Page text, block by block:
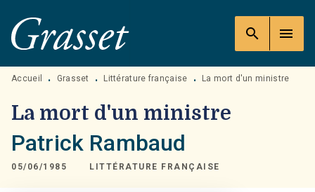
MENU RECHERCHE
PIED DE PAGE
search menu
Accueil • Grasset • Littérature française • La mort d'un ministre
La mort d'un ministre
Patrick Rambaud
05/06/1985 LITTÉRATURE FRANÇAISE